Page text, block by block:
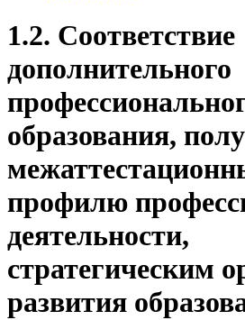
1.2. Соответствие
дополнительного
образования,
профилю
деятельности,
стратегическим
развития